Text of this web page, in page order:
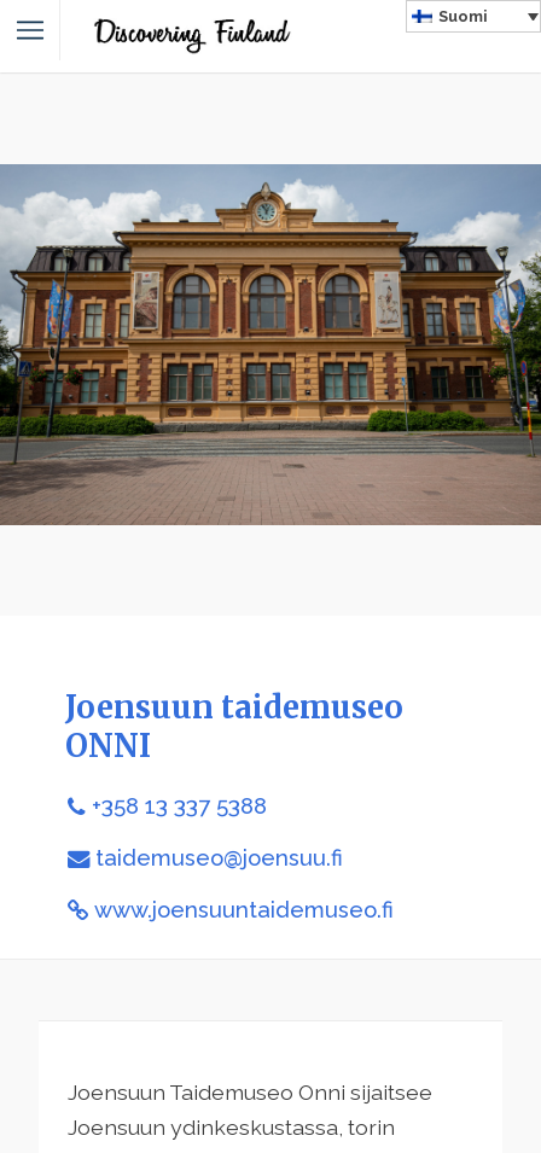
Suomi
Joensuun taidemuseo
ONNI
+358 13 337 5388
taidemuseo@joensuu.fi
www.joensuuntaidemuseo.fi
Joensuun Taidemuseo Onni sijaitsee
Joensuun ydinkeskustassa, torin